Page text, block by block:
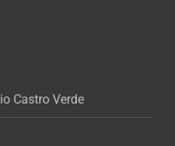
Castro Verde